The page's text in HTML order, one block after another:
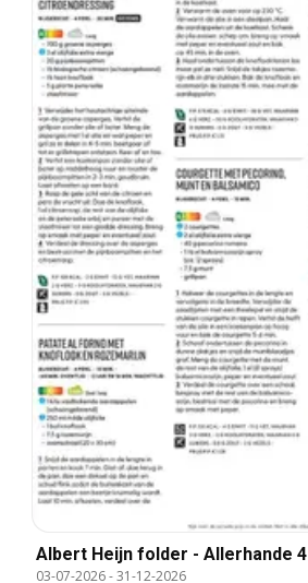
Albert Heijn folder - Allerhande 4
03-07-2026-31-12-2026